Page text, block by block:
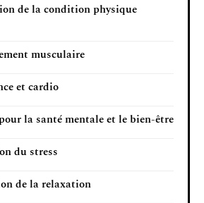
de la condition physique
musculaire
et cardio
la santé mentale et le bien-être
du stress
de la relaxation